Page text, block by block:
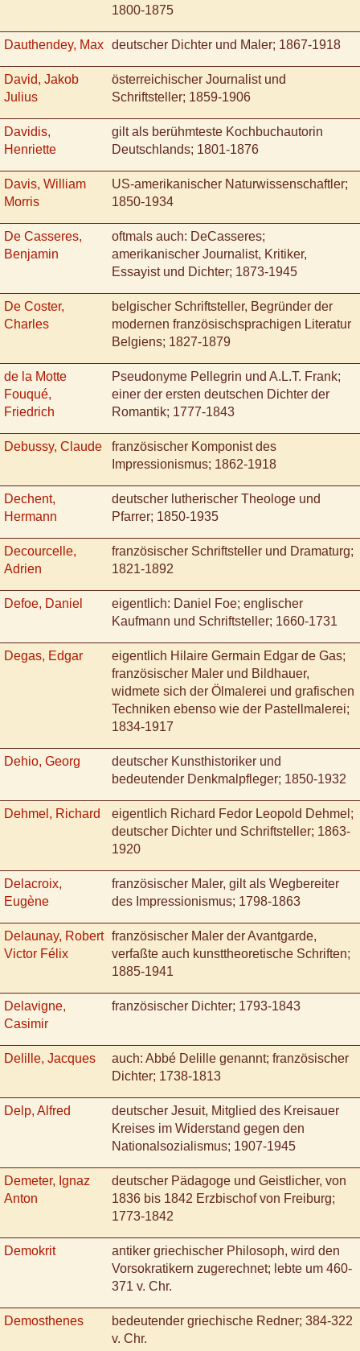
1800-1875
Dauthendey, Max deutscher Dichter und Maler; 1867-1918
David, Jakob
Julius
österreichischer Journalist und
Schriftsteller; 1859-1906
Davidis,
Henriette
gilt als berühmteste Kochbuchautorin
Deutschlands; 1801-1876
Davis, William
Morris
US-amerikanischer Naturwissenschaftler;
1850-1934
De Casseres,
Benjamin
oftmals auch: DeCasseres;
amerikanischer Journalist, Kritiker,
Essayist und Dichter; 1873-1945
De Coster,
Charles
belgischer Schriftsteller, Begründer der
modernen französischsprachigen Literatur
Belgiens; 1827-1879
de la Motte
Fouqué,
Friedrich
Pseudonyme Pellegrin und A.L.T. Frank;
einer der ersten deutschen Dichter der
Romantik; 1777-1843
Debussy, Claude
französischer Komponist des
Impressionismus; 1862-1918
Dechent,
Hermann
deutscher lutherischer Theologe und
Pfarrer; 1850-1935
Decourcelle,
Adrien
französischer Schriftsteller und Dramaturg;
1821-1892
Defoe, Daniel
eigentlich: Daniel Foe; englischer
Kaufmann und Schriftsteller; 1660-1731
Degas, Edgar
eigentlich Hilaire Germain Edgar de Gas;
französischer Maler und Bildhauer,
widmete sich der Ölmalerei und grafischen
Techniken ebenso wie der Pastellmalerei;
1834-1917
Dehio, Georg
deutscher Kunsthistoriker und
bedeutender Denkmalpfleger; 1850-1932
Dehmel, Richard
eigentlich Richard Fedor Leopold Dehmel;
deutscher Dichter und Schriftsteller; 1863-
1920
Delacroix,
Eugène
französischer Maler, gilt als Wegbereiter
des Impressionismus; 1798-1863
Delaunay, Robert
Victor Félix
französischer Maler der Avantgarde,
verfaßte auch kunsttheoretische Schriften;
1885-1941
Delavigne,
Casimir
französischer Dichter; 1793-1843
Delille, Jacques
auch: Abbé Delille genannt; französischer
Dichter; 1738-1813
Delp, Alfred
deutscher Jesuit, Mitglied des Kreisauer
Kreises im Widerstand gegen den
Nationalsozialismus; 1907-1945
Demeter, Ignaz
Anton
deutscher Pädagoge und Geistlicher, von
1836 bis 1842 Erzbischof von Freiburg;
1773-1842
Demokrit
antiker griechischer Philosoph, wird den
Vorsokratikern zugerechnet; lebte um 460-
371 v. Chr.
Demosthenes
bedeutender griechische Redner; 384-322
v. Chr.